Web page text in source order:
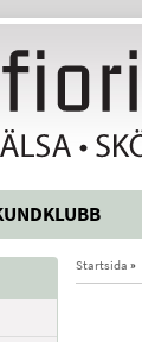
Startsida »